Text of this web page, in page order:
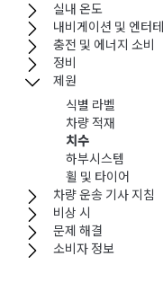
실내 온도
내비게이션 및 엔터
충전 및 에너지 소비
정비
제원
식별 라벨
차량 적재
치수
하부시스템
휠 및 타이어
차량 운송 기사 지침
비상 시
문제 해결
소비자 정보